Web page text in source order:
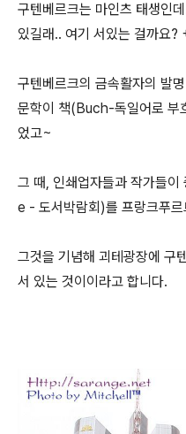
구텐베르크는 마인츠 태생인
있길래.. 여기 서있는 걸까요?
구텐베르크의 금속활자의 발
문학이 책(Buch-독일어로 부
었고~
그 때, 인쇄업자들과 작가들
e - 도서박람회)를 프랑크푸
그것을 기념해 괴테광장에 구
서 있는 것이이라고 합니다.